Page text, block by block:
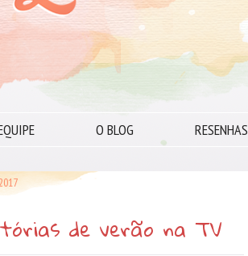
O BLOG RESENHAS
de verão na TV